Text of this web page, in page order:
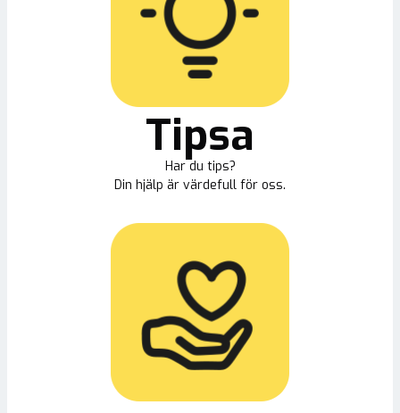
Tipsa
Har du tips?
Din hjälp är värdefull för oss.